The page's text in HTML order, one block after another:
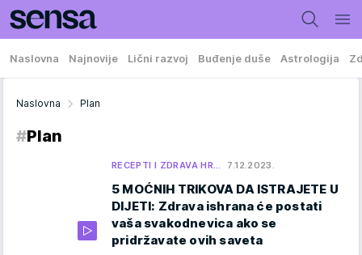
Naslovna Najnovije Lični razvoj Buđenje duše Astrologija
Naslovna Plan
#Plan
RECEPTI I ZDRAVA HR… 7.12.2023.
5 MOĆNIH TRIKOVA DA ISTRAJETE U
DIJETI: Zdrava ishrana će postati
vaša svakodnevica ako se
pridržavate ovih saveta